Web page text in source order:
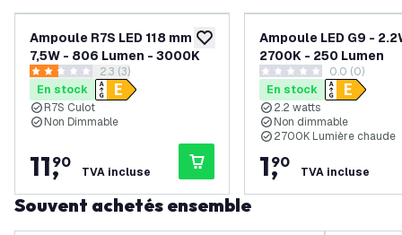
ajouter à la liste de souhaits
Ampoule R7S LED 118 mm -
7,5W - 806 Lumen - 3000K
ouvrir le tiroir des avis
2.3 étoiles de notation
2.3 (3)
En stock
R7S Culot
Non Dimmable
11,
90
TVA incluse
Ampoule LED G9 -
2700K - 250 Lumen
0 étoiles de notation
0.0 (0)
En stock
2.2 watts
Non dimmable
2700K Lumière chaude
1,
90
TVA incluse
Souvent achetés ensemble